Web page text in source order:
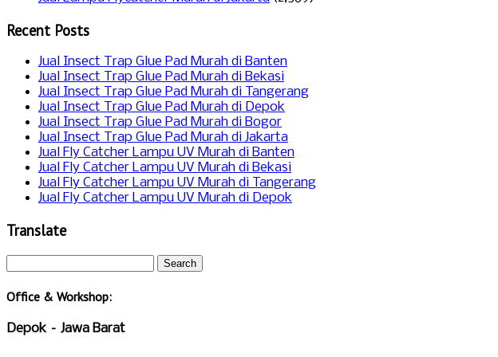
Recent Posts
Jual Insect Trap Glue Pad Murah di Banten
Jual Insect Trap Glue Pad Murah di Bekasi
Jual Insect Trap Glue Pad Murah di Tangerang
Jual Insect Trap Glue Pad Murah di Depok
Jual Insect Trap Glue Pad Murah di Bogor
Jual Insect Trap Glue Pad Murah di Jakarta
Jual Fly Catcher Lampu UV Murah di Banten
Jual Fly Catcher Lampu UV Murah di Bekasi
Jual Fly Catcher Lampu UV Murah di Tangerang
Jual Fly Catcher Lampu UV Murah di Depok
Translate
Office & Workshop:
Depok – Jawa Barat